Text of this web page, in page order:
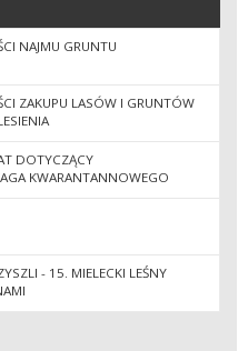
NAJMU GRUNTU
ZAKUPU LASÓW I GRUNTÓW
DOTYCZĄCY
KWARANTANNOWEGO
- 15. MIELECKI LEŚNY